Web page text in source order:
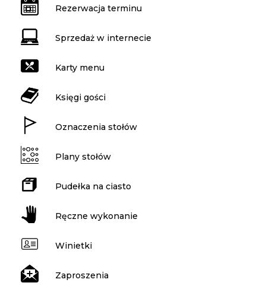
Rezerwacja terminu
Sprzedaż w internecie
Karty menu
Księgi gości
Oznaczenia stołów
Plany stołów
Pudełka na ciasto
Ręczne wykonanie
Winietki
Zaproszenia